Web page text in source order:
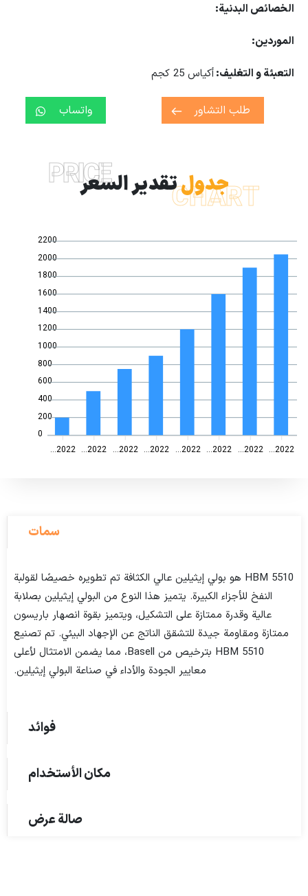
الخصائص البدنية:
الموردين:
التعبئة و التغليف:أكياس 25 كجم
طلب التشاور واتساب
PRICE جدولتقدير السعرCHART
2200
2000
1800
1600
1400
1200
1000
800
600
400
200
0
2022...
2022... 2022... 2022... 2022... 2022... 2022... 2022...
سمات
HBM 5510 هو بولي إيثيلين عالي الكثافة تم تطويره خصيصًا لقولبة
النفخ للأجزاء الكبيرة. يتميز هذا النوع من البولي إيثيلين بصلابة
عالية وقدرة ممتازة على التشكيل، ويتميز بقوة انصهار باريسون
ممتازة ومقاومة جيدة للتشقق الناتج عن الإجهاد البيئي. تم تصنيع
HBM 5510 بترخيص من Basell، مما يضمن الامتثال لأعلى
معايير الجودة والأداء في صناعة البولي إيثيلين.
فوائد
مكان الأستخدام
صالة عرض